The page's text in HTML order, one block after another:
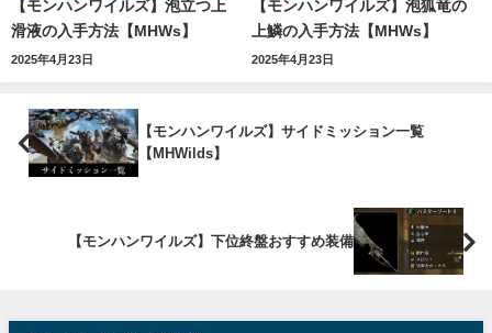
【モンハンワイルズ】泡立つ上
滑液の入手方法【MHWs】
2025年4月23日
【モンハンワイルズ】泡狐竜の
上鱗の入手方法【MHWs】
2025年4月23日
【モンハンワイルズ】サイドミッション一覧
【MHWilds】
【モンハンワイルズ】下位終盤おすすめ装備